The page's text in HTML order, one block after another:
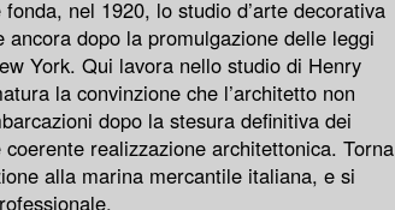
nel 1920, lo studio d’arte decorativa
dopo la promulgazione delle leggi
York. Qui lavora nello studio di Henry
la convinzione che l’architetto non
dopo la stesura definitiva dei
realizzazione architettonica. Torna
alla marina mercantile italiana, e si